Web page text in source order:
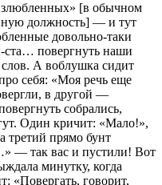
[в обычном
должность] — и тут
довольно-таки
ста… повергнуть наши
А воблушка сидит
себя: «Моя речь еще
в другой —
собрались,
Один кричит: «Мало!»,
третий прямо бунт
— так вас и пустили! Вот
минутку, когда
«Повергать, говорит,